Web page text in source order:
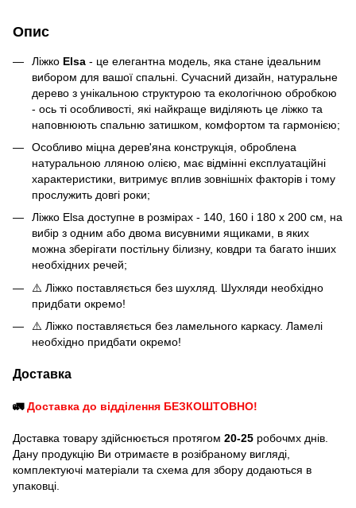
Опис
Ліжко Elsa - це елегантна модель, яка стане ідеальним
вибором для вашої спальні. Сучасний дизайн, натуральне
дерево з унікальною структурою та екологічною обробкою
- ось ті особливості, які найкраще виділяють це ліжко та
наповнюють спальню затишком, комфортом та гармонією;
Особливо міцна дерев'яна конструкція, оброблена
натуральною лляною олією, має відмінні експлуатаційні
характеристики, витримує вплив зовнішніх факторів і тому
прослужить довгі роки;
Ліжко Elsa доступне в розмірах - 140, 160 і 180 х 200 см, на
вибір з одним або двома висувними ящиками, в яких
можна зберігати постільну білизну, ковдри та багато інших
необхідних речей;
⚠️ Ліжко поставляється без шухляд. Шухляди необхідно
придбати окремо!
⚠️ Ліжко поставляється без ламельного каркасу. Ламелі
необхідно придбати окремо!
Доставка
🚛 Доставка до відділення БЕЗКОШТОВНО!
Доставка товару здійснюється протягом 20-25 робочмх днів.
Дану продукцію Ви отримаєте в розібраному вигляді,
комплектуючі матеріали та схема для збору додаються в
упаковці.